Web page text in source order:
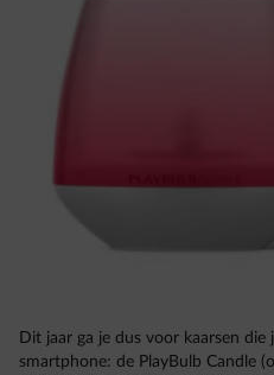
Dit jaar ga je dus voor kaarsen
smartphone: de PlayBulb Candle